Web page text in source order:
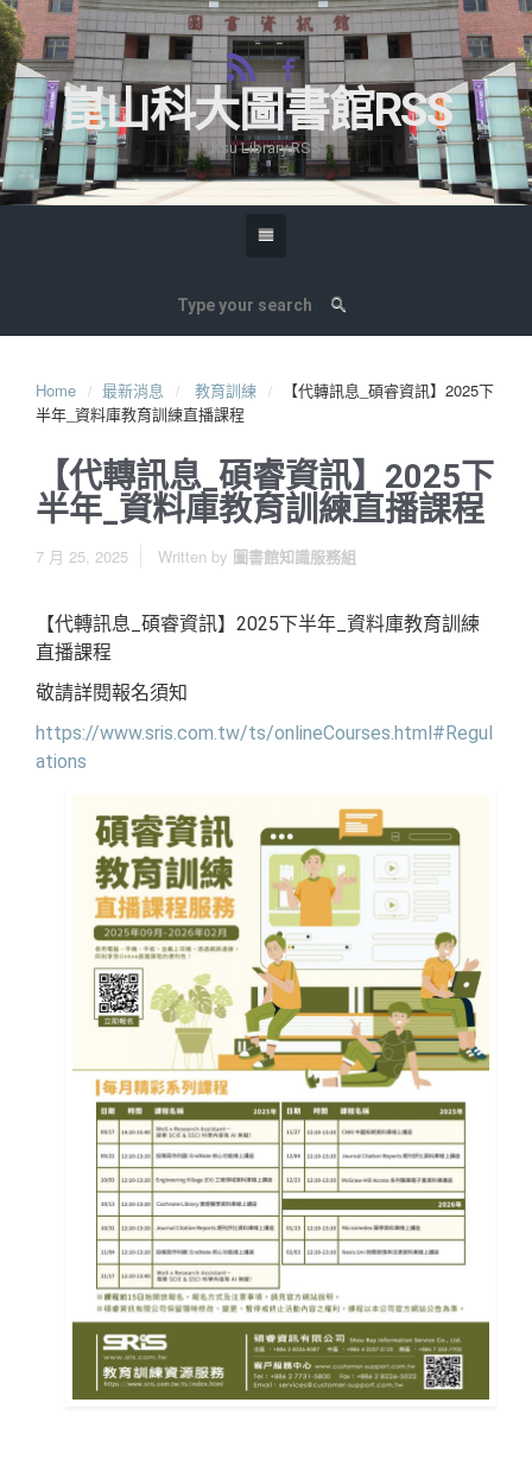
崑山科大圖書館RSS
Ksu Library RSS
Home 最新消息 教育訓練
【代轉訊息_碩睿資訊】2025下
半年_資料庫教育訓練直播課程
【代轉訊息_碩睿資訊】2025下
半年_資料庫教育訓練直播課程
7 月 25, 2025 Written by 圖書館知識服務組
【代轉訊息_碩睿資訊】2025下半年_資料庫教育訓練
直播課程
敬請詳閱報名須知
https://www.sris.com.tw/ts/onlineCourses.html#Regul
ations